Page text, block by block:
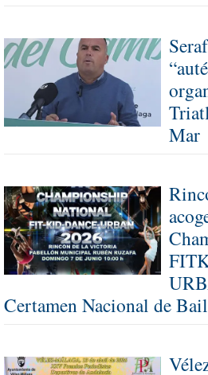
Mar
Certamen Nacional de